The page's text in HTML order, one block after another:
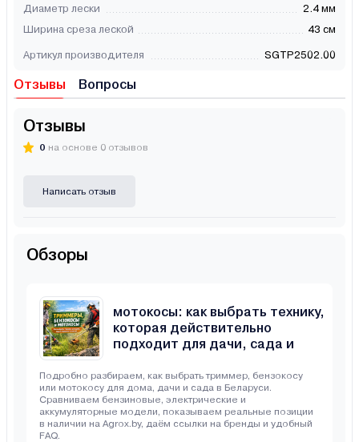
Диаметр лески
2.4 мм
Ширина среза леской
43 см
Артикул производителя SGTP2502.00
Отзывы Вопросы
Отзывы
0 на основе 0 отзывов
Написать отзыв
Обзоры
мотокосы: как выбрать технику,
которая действительно
подходит для дачи, сада и
Подробно разбираем, как выбрать триммер, бензокосу
или мотокосу для дома, дачи и сада в Беларуси.
Сравниваем бензиновые, электрические и
аккумуляторные модели, показываем реальные позиции
в наличии на Agrox.by, даём ссылки на бренды и удобный
FAQ.